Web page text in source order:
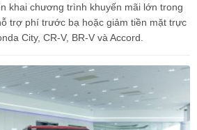
khai chương trình khuyến mãi lớn trong
trợ phí trước bạ hoặc giảm tiền mặt trực
City, CR-V, BR-V và Accord.